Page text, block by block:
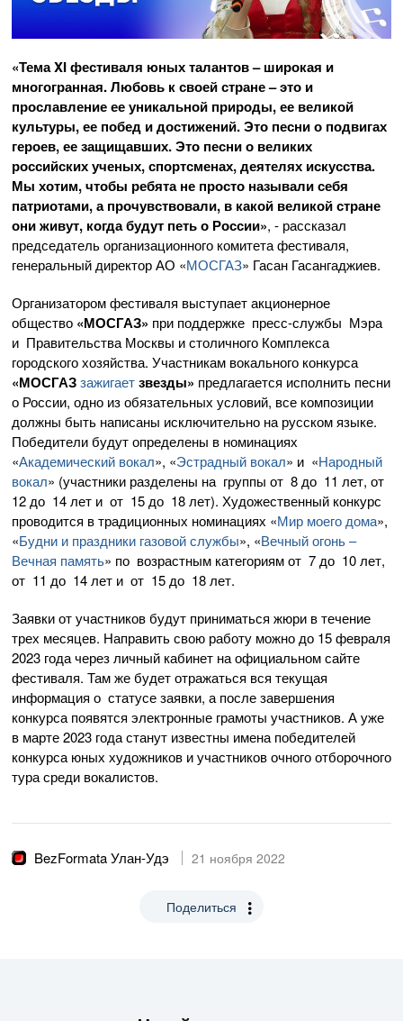
«Тема XI фестиваля юных талантов – широкая и
многогранная. Любовь к своей стране – это и
прославление ее уникальной природы, ее великой
культуры, ее побед и достижений. Это песни о подвигах
героев, ее защищавших. Это песни о великих
российских ученых, спортсменах, деятелях искусства.
Мы хотим, чтобы ребята не просто называли себя
патриотами, а прочувствовали, в какой великой стране
они живут, когда будут петь о России», - рассказал
председатель организационного комитета фестиваля,
генеральный директор АО «МОСГАЗ» Гасан Гасангаджиев.
Организатором фестиваля выступает акционерное
общество «МОСГАЗ» при поддержке пресс-службы Мэра
и Правительства Москвы и столичного Комплекса
городского хозяйства. Участникам вокального конкурса
«МОСГАЗзажигаетзвезды» предлагается исполнить песни
о России, одно из обязательных условий, все композиции
должны быть написаны исключительно на русском языке.
Победители будут определены в номинациях
«Академический вокал», «Эстрадный вокал» и «Народный
вокал» (участники разделены на группы от 8 до 11 лет, от
12 до 14 лет и от 15 до 18 лет). Художественный конкурс
проводится в традиционных номинациях «Мир моего дома»,
«Будни и праздники газовой службы», «Вечный огонь –
Вечная память» по возрастным категориям от 7 до 10 лет,
от 11 до 14 лет и от 15 до 18 лет.
Заявки от участников будут приниматься жюри в течение
трех месяцев. Направить свою работу можно до 15 февраля
2023 года через личный кабинет на официальном сайте
фестиваля. Там же будет отражаться вся текущая
информация о статусе заявки, а после завершения
конкурса появятся электронные грамоты участников. А уже
в марте 2023 года станут известны имена победителей
конкурса юных художников и участников очного отборочного
тура среди вокалистов.
BezFormata Улан-Удэ 21 ноября 2022
Поделиться